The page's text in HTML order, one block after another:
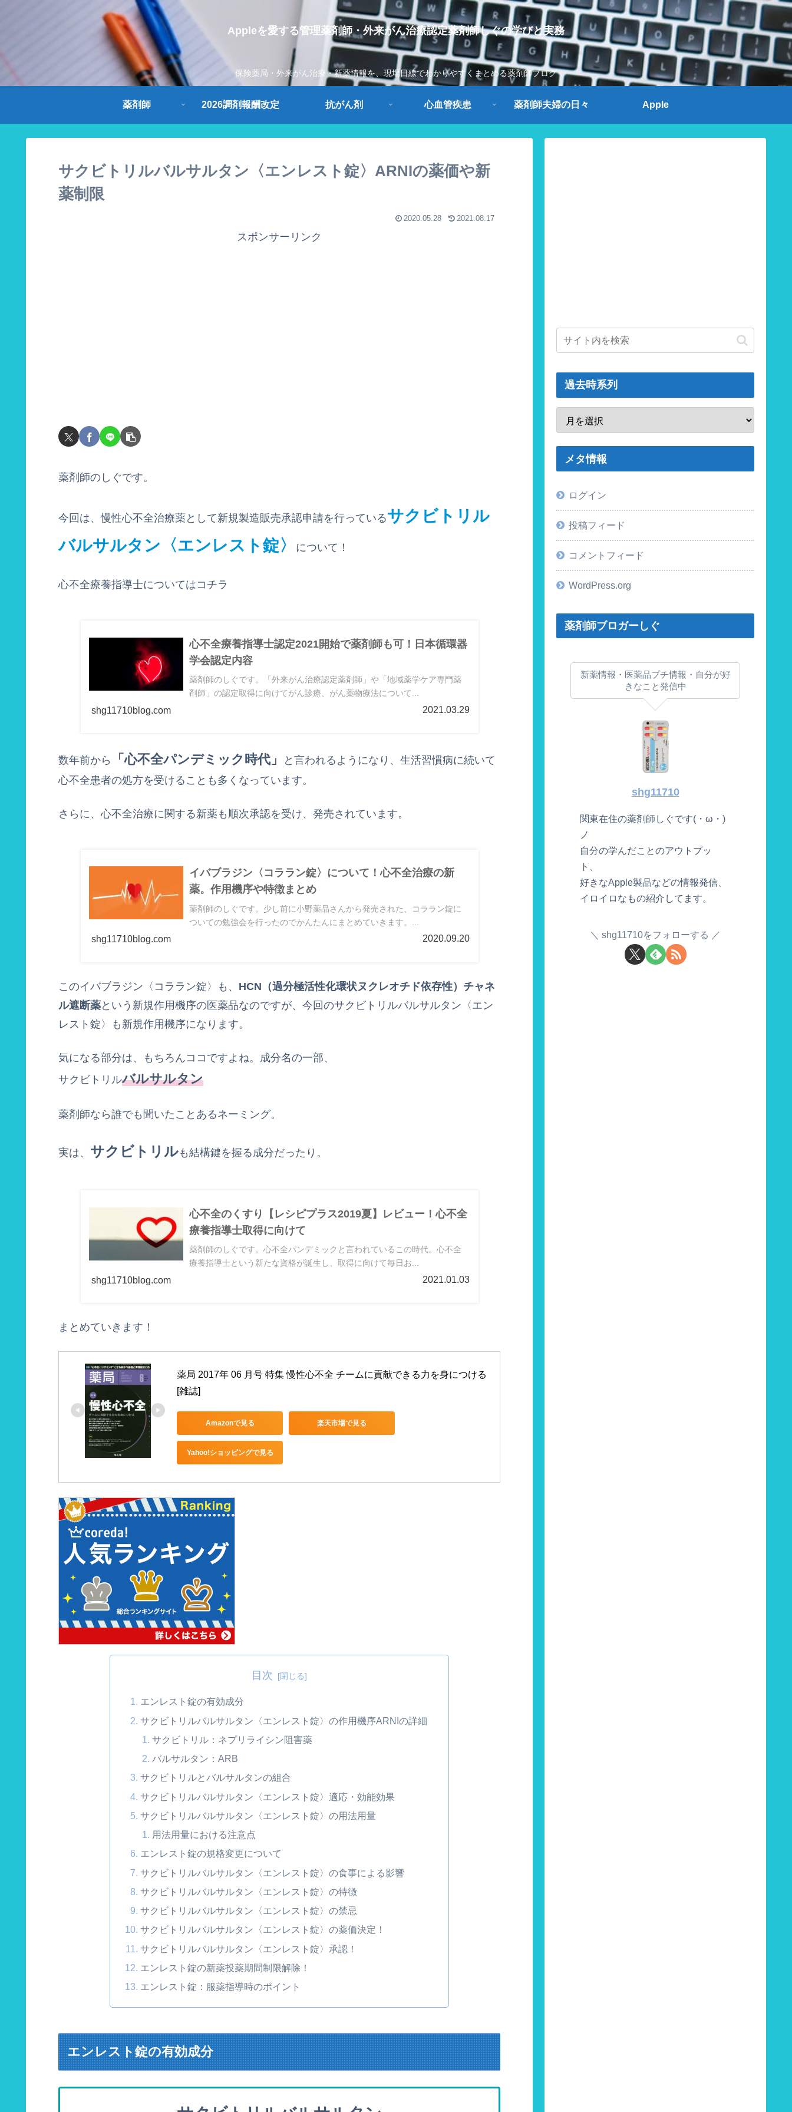
Appleを愛する管理薬剤師・外来がん治療認定薬剤師しぐの学びと実務
保険薬局・外来がん治療・新薬情報を、現場目線でわかりやすくまとめる薬剤師ブログ
薬剤師 2026調剤報酬改定 抗がん剤 心血管疾患 薬剤師夫婦の日々 Apple
サクビトリルバルサルタン〈エンレスト錠〉ARNIの薬価や新
薬制限
2020.05.28 2021.08.17
スポンサーリンク
薬剤師のしぐです。
今回は、慢性心不全治療薬として新規製造販売承認申請を行っているサクビトリル
バルサルタン〈エンレスト錠〉
について！
心不全療養指導士についてはコチラ
心不全療養指導士認定2021開始で薬剤師も可！日本循環器
学会認定内容
薬剤師のしぐです。「外来がん治療認定薬剤師」や「地域薬学ケア専門薬
剤師」の認定取得に向けてがん診療、がん薬物療法について...
shg11710blog.com 2021.03.29
数年前から 「心不全パンデミック時代」
と言われるようになり、生活習慣病に続いて
心不全患者の処方を受けることも多くなっています。
さらに、心不全治療に関する新薬も順次承認を受け、発売されています。
イバブラジン〈コララン錠〉について！心不全治療の新
薬。作用機序や特徴まとめ
薬剤師のしぐです。少し前に小野薬品さんから発売された、コララン錠に
ついての勉強会を行ったのでかんたんにまとめていきます。...
shg11710blog.com 2020.09.20
このイバブラジン〈コララン錠〉も、 HCN（過分極活性化環状ヌクレオチド依存性）チャネ
ル遮断薬という新規作用機序の医薬品なのですが、今回のサクビトリルバルサルタン〈エン
レスト錠〉も新規作用機序になります。
気になる部分は、もちろんココですよね。成分名の一部、
サクビトリルバルサルタン
薬剤師なら誰でも聞いたことあるネーミング。
実は、 サクビトリルも結構鍵を握る成分だったり。
心不全のくすり【レシピプラス2019夏】レビュー！心不全
療養指導士取得に向けて
薬剤師のしぐです。心不全パンデミックと言われているこの時代。心不全
療養指導士という新たな資格が誕生し、取得に向けて毎日お...
shg11710blog.com 2021.01.03
まとめていきます！
薬局 2017年 06 月号 特集 慢性心不全 チームに貢献できる力を身につける
[雑誌]
Amazonで見る 楽天市場で見る
Yahoo!ショッピングで見る
目次
エンレスト錠の有効成分
サクビトリルバルサルタン〈エンレスト錠〉の作用機序ARNIの詳細
サクビトリル：ネプリライシン阻害薬
バルサルタン：ARB
サクビトリルとバルサルタンの組合
サクビトリルバルサルタン〈エンレスト錠〉適応・効能効果
サクビトリルバルサルタン〈エンレスト錠〉の用法用量
用法用量における注意点
エンレスト錠の規格変更について
サクビトリルバルサルタン〈エンレスト錠〉の食事による影響
サクビトリルバルサルタン〈エンレスト錠〉の特徴
サクビトリルバルサルタン〈エンレスト錠〉の禁忌
サクビトリルバルサルタン〈エンレスト錠〉の薬価決定！
サクビトリルバルサルタン〈エンレスト錠〉承認！
エンレスト錠の新薬投薬期間制限解除！
エンレスト錠：服薬指導時のポイント
エンレスト錠の有効成分
過去時系列
メタ情報
ログイン
投稿フィード
コメントフィード
WordPress.org
薬剤師ブロガーしぐ
新薬情報・医薬品プチ情報・自分が好
きなこと発信中
shg11710
関東在住の薬剤師しぐです(・ω・)
ノ
自分の学んだことのアウトプッ
ト、
好きなApple製品などの情報発信、
イロイロなもの紹介してます。
shg11710をフォローする